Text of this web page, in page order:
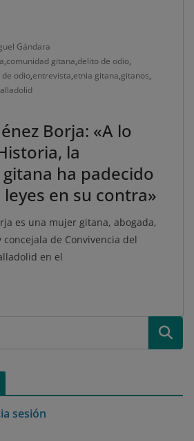
Gándara
,comunidad gitana,delito de odio,
de odio,entrevista,etnia gitana,gitanos,
Borja: «A lo
la
ha padecido
en su contra»
es una mujer gitana, abogada,
de Convivencia del
en el
sesión